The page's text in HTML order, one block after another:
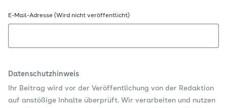
E-Mail-Adresse (Wird nicht veröffentlicht)
Datenschutzhinweis
Ihr Beitrag wird vor der Veröffentlichung von der Redaktion
auf anstößige Inhalte überprüft. Wir verarbeiten und nutzen